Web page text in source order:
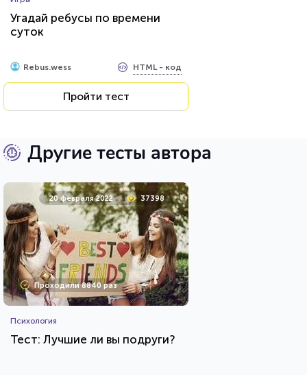
Угадай ребусы по времени
суток
Rebus.wess HTML - код
Пройти тест
Другие тесты автора
20 февраля 2022 37398
Проходили 8840 раз
Психология
Тест: Лучшие ли вы подруги?